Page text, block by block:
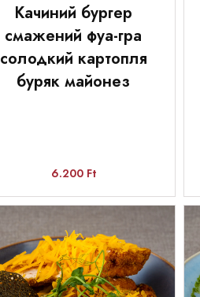
Качиний бургер
смажений фуа-гра
солодкий картопля
буряк майонез
6.200 Ft